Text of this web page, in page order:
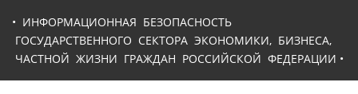
• ИНФОРМАЦИОННАЯ БЕЗОПАСНОСТЬ
ГОСУДАРСТВЕННОГО СЕКТОРА ЭКОНОМИКИ, БИЗНЕСА,
ЧАСТНОЙ ЖИЗНИ ГРАЖДАН РОССИЙСКОЙ ФЕДЕРАЦИИ •